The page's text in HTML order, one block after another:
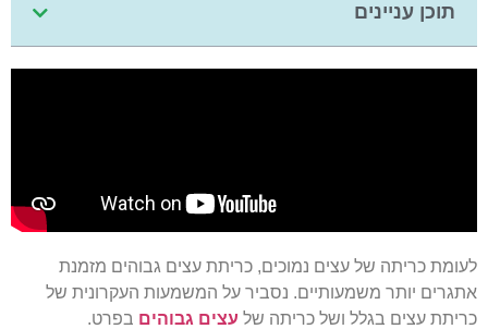
תוכן עניינים
לעומת כריתה של עצים נמוכים, כריתת עצים גבוהים מזמנת
אתגרים יותר משמעותיים. נסביר על המשמעות העקרונית של
כריתת עצים בגלל ושל כריתה של עצים גבוהים בפרט.